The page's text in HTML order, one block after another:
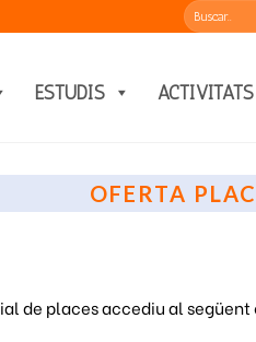
ESTUDIS ACTIVITATS
OFERTA
de places accediu al